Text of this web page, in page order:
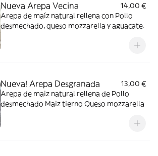
Nueva Arepa Vecina
14,00 €
Arepa de maíz natural rellena con Pollo
desmechado, queso mozzarella y aguacate.
Nueva! Arepa Desgranada
13,00 €
Arepa de maiz natural rellena de Pollo
desmechado Maiz tierno Queso mozzarella